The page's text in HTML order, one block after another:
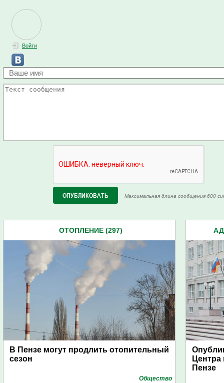
Войти
Максимальная длина сообщения 600
ОТОПЛЕНИЕ (297)
В Пензе могут продлить отопительный
сезон
Общество
Пензе